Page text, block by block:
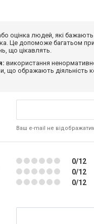
оцінка людей, які
Це допоможе багатьом
що цікавлять.
використання
що ображають діяльність
Ваш e-mail не
0/12
0/12
0/12